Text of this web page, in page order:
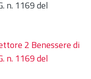
n. 1169 del
2 Benessere di
n. 1169 del